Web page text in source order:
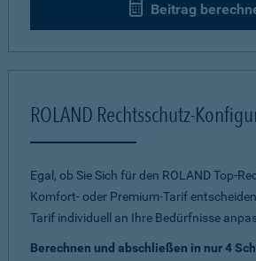
Beitrag
ROLAND Rechtsschutz-
Egal, ob Sie Sich für den ROLAND Top-
Komfort- oder Premium-Tarif
Tarif individuell an Ihre Bedürfnisse
Berechnen und abschließen in nur 4